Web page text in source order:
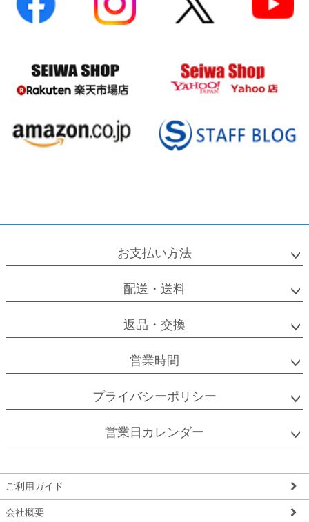
お支払い方法
配送・送料
返品・交換
営業時間
プライバシーポリシー
営業日カレンダー
ご利用ガイド
会社概要